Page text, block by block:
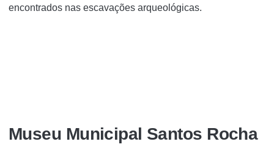
encontrados nas escavações arqueológicas.
Museu Municipal Santos Rocha